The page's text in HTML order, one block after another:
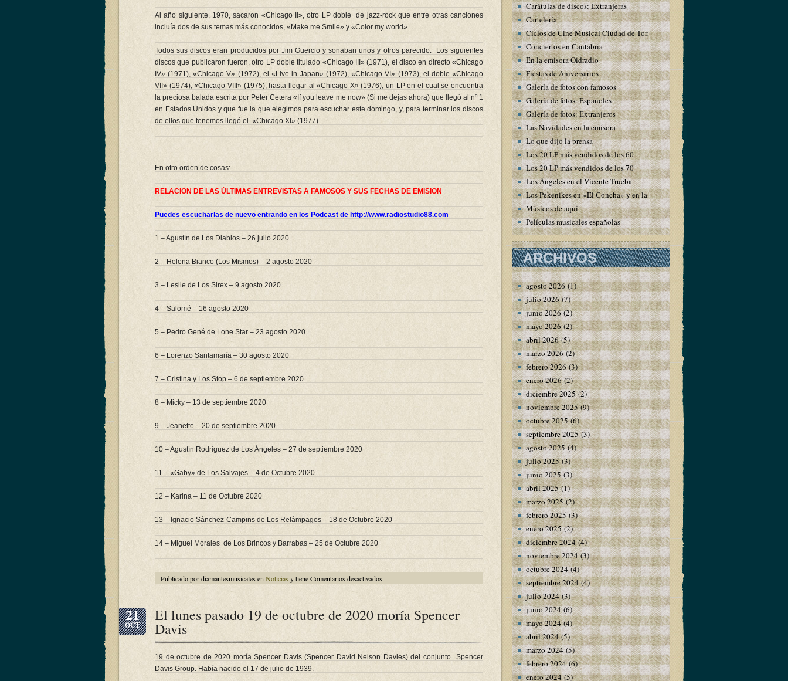
Al año siguiente, 1970, sacaron «Chicago II», otro LP doble de jazz-rock que entre otras canciones
incluía dos de sus temas más conocidos, «Make me Smile» y «Color my world».
Todos sus discos eran producidos por Jim Guercio y sonaban unos y otros parecido. Los siguientes
discos que publicaron fueron, otro LP doble titulado «Chicago III» (1971), el disco en directo «Chicago
IV» (1971), «Chicago V» (1972), el «Live in Japan» (1972), «Chicago VI» (1973), el doble «Chicago
VII» (1974), «Chicago VIII» (1975), hasta llegar al «Chicago X» (1976), un LP en el cual se encuentra
la preciosa balada escrita por Peter Cetera «If you leave me now» (Si me dejas ahora) que llegó al nº 1
en Estados Unidos y que fue la que elegimos para escuchar este domingo, y, para terminar los discos
de ellos que tenemos llegó el «Chicago XI» (1977).
En otro orden de cosas:
RELACION DE LAS ÚLTIMAS ENTREVISTAS A FAMOSOS Y SUS FECHAS DE EMISION
Puedes escucharlas de nuevo entrando en los Podcast de http://www.radiostudio88.com
1 – Agustín de Los Diablos – 26 julio 2020
2 – Helena Bianco (Los Mismos) – 2 agosto 2020
3 – Leslie de Los Sirex – 9 agosto 2020
4 – Salomé – 16 agosto 2020
5 – Pedro Gené de Lone Star – 23 agosto 2020
6 – Lorenzo Santamaría – 30 agosto 2020
7 – Cristina y Los Stop – 6 de septiembre 2020.
8 – Micky – 13 de septiembre 2020
9 – Jeanette – 20 de septiembre 2020
10 – Agustín Rodríguez de Los Ángeles – 27 de septiembre 2020
11 – «Gaby» de Los Salvajes – 4 de Octubre 2020
12 – Karina – 11 de Octubre 2020
13 – Ignacio Sánchez-Campins de Los Relámpagos – 18 de Octubre 2020
14 – Miguel Morales de Los Brincos y Barrabas – 25 de Octubre 2020
Publicado por diamantesmusicales en Noticias y tieneComentarios desactivados
El
octubre
de
“Diamantes
de
los
21
OCT
El lunes pasado 19 de octubre de 2020 moría Spencer
Davis
19 de octubre de 2020 moría Spencer Davis (Spencer David Nelson Davies) del conjunto Spencer
Davis Group. Había nacido el 17 de julio de 1939.​
Carátulas de discos: Extranjeras
Cartelería
Ciclos de Cine Musical Ciudad de Torrelavega
Conciertos en Cantabria
En la emisora Oidradio
Fiestas de Aniversarios
Galería de fotos con famosos
Galería de fotos: Españoles
Galería de fotos: Extranjeros
Las Navidades en la emisora
Lo que dijo la prensa
Los 20 LP más vendidos de los 60
Los 20 LP más vendidos de los 70
Los Ángeles en el Vicente Trueba
Los Pekenikes en «El Concha» y en la emisora
Músicos de aquí
Películas musicales españolas
ARCHIVOS
agosto 2026(1)
julio 2026(7)
junio 2026(2)
mayo 2026(2)
abril 2026(5)
marzo 2026(2)
febrero 2026(3)
enero 2026(2)
diciembre 2025(2)
noviembre 2025(9)
octubre 2025(6)
septiembre 2025(3)
agosto 2025(4)
julio 2025(3)
junio 2025(3)
abril 2025(1)
marzo 2025(2)
febrero 2025(3)
enero 2025(2)
diciembre 2024(4)
noviembre 2024(3)
octubre 2024(4)
septiembre 2024(4)
julio 2024(3)
junio 2024(6)
mayo 2024(4)
abril 2024(5)
marzo 2024(5)
febrero 2024(6)
enero 2024(5)